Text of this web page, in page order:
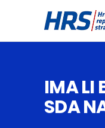
IMA LI
SDA